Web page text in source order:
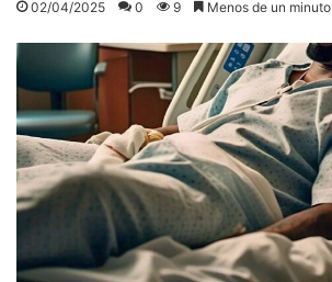
02/04/2025 0 9 Menos de un minuto